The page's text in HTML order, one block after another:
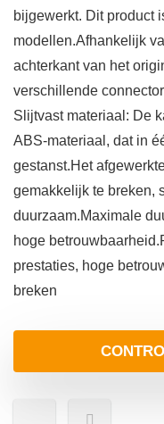
bijgewerkt. Dit product
modellen.Afhankelijk
achterkant van het
verschillende
Slijtvast materiaal: De
ABS-materiaal, dat in
gestanst.Het
gemakkelijk te breken,
duurzaam.Maximale
hoge
prestaties, hoge
breken